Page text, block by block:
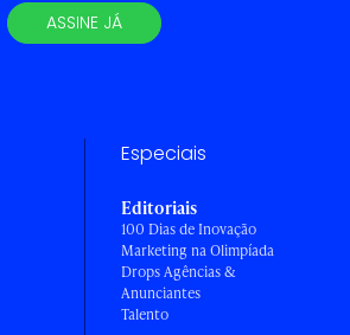
ASSINE JÁ
Especiais
Editoriais
100 Dias de Inovação
Marketing na Olimpíada
Drops Agências &
Anunciantes
Talento